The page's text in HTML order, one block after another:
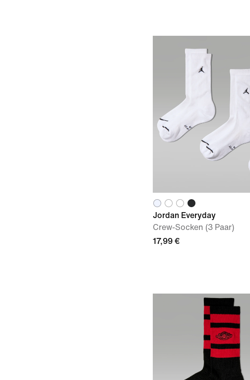
Jordan Everyday
Crew-Socken (3 Paar)
17,99 €